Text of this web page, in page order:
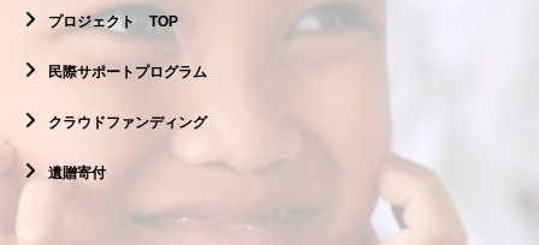
プロジェクト TOP
民際サポートプログラム
クラウドファンディング
遺贈寄付